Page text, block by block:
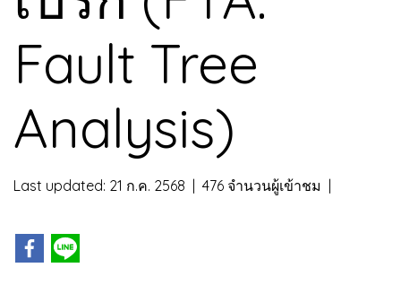
Fault Tree
Analysis)
Last updated: 21 ก.ค. 2568 476 จำนวนผู้เข้าชม